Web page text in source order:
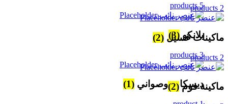
5 products
بلانكو(3)
3 products
ديسكات وصواني (1)
2 products
ماكينات غسيل (2)
2 products
ماكينة فوم(2)